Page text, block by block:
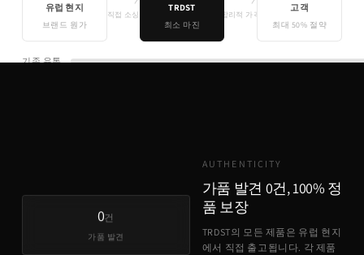
유럽 현지
브랜드 원가
직접 소싱
TRDST
최소 마진
합리적 가격
고객
최대 50% 절약
기존 유통
AUTHENTICITY
가품 발견 0건, 100% 정
품 보장
TRDST의 모든 제품은 유럽 현지
에서 직접 출고됩니다. 각 제품
0건
가품 발견